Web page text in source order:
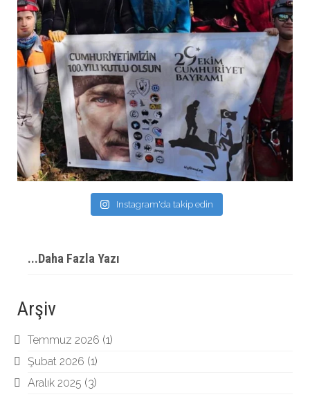
Instagram'da takip edin
...Daha Fazla Yazı
Arşiv
Temmuz 2026 (1)
Şubat 2026 (1)
Aralık 2025 (3)